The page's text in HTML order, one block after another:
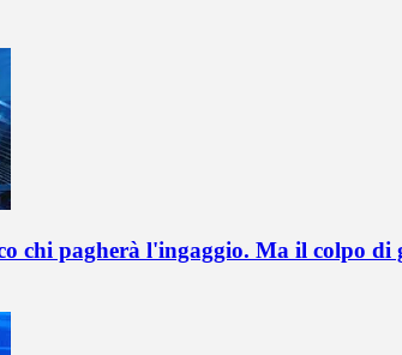
chi pagherà l'ingaggio. Ma il colpo di